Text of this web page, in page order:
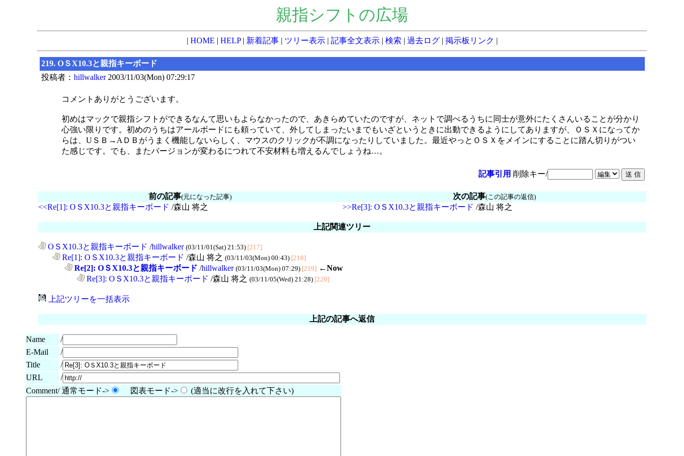
親指シフトの広場
| HOME | HELP| 新着記事 | ツリー表示| 記事全文表示| 検索 | 過去ログ| 掲示板リンク |
219. OＳX10.3と親指キーボード
投稿者： hillwalker2003/11/03(Mon) 07:29:17
コメントありがとうございます。
初めはマックで親指シフトができるなんて思いもよらなかったので、あきらめていたのですが、ネットで調べるうちに同士が意外にたくさんいることが分かり
心強い限りです。初めのうちはアールボードにも頼っていて、外してしまったいまでもいざというときに出動できるようにしてありますが、ＯＳＸになってか
らは、UＳＢ→AＤＢがうまく機能しないらしく、マウスのクリックが不調になったりしていました。最近やっとＯＳＸをメインにすることに踏ん切りがつい
た感じです。でも、またバージョンが変わるにつれて不安材料も増えるんでしょうね…。
記事引用 削除キー/
前の記事(元になった記事) 次の記事(この記事の返信)
<<Re[1]: OＳX10.3と親指キーボード /森山 将之 >>Re[3]: OＳX10.3と親指キーボード /森山 将之
上記関連ツリー
OＳX10.3と親指キーボード /hillwalker (03/11/01(Sat) 21:53) [217]
Re[1]: OＳX10.3と親指キーボード /森山 将之 (03/11/03(Mon) 00:43) [218]
Re[2]: OＳX10.3と親指キーボード /hillwalker (03/11/03(Mon) 07:29) [219] ←Now
Re[3]: OＳX10.3と親指キーボード /森山 将之 (03/11/05(Wed) 21:28) [220]
上記ツリーを一括表示
上記の記事へ返信
Name
/
E-Mail
/
Title
/
URL
/
Comment/ 通常モード->
図表モード-> (適当に改行を入れて下さい)